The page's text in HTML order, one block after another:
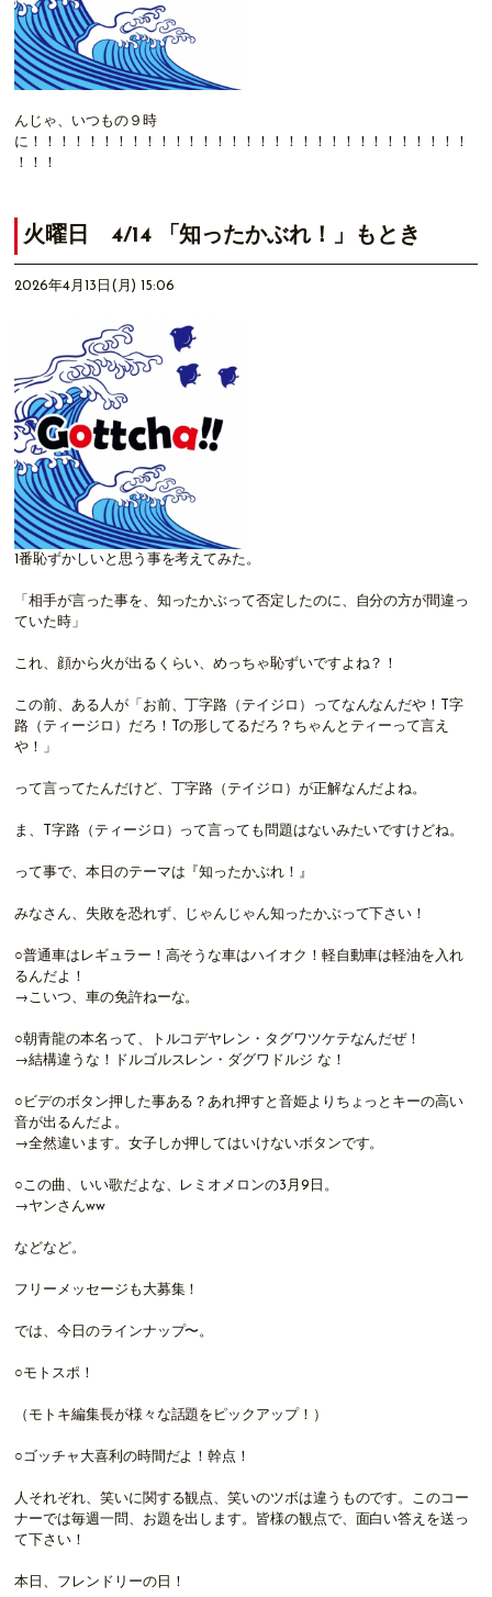
んじゃ、いつもの９時
に！！！！！！！！！！！！！！！！！！！！！！！！！！！！！！！
！！！
火曜日 4/14 「知ったかぶれ！」もとき
2026年4月13日(月) 15:06
1番恥ずかしいと思う事を考えてみた。
「相手が言った事を、知ったかぶって否定したのに、自分の方が間違っ
ていた時」
これ、顔から火が出るくらい、めっちゃ恥ずいですよね？！
この前、ある人が「お前、丁字路（テイジロ）ってなんなんだや！T字
路（ティージロ）だろ！Tの形してるだろ？ちゃんとティーって言え
や！」
って言ってたんだけど、丁字路（テイジロ）が正解なんだよね。
ま、T字路（ティージロ）って言っても問題はないみたいですけどね。
って事で、本日のテーマは『知ったかぶれ！』
みなさん、失敗を恐れず、じゃんじゃん知ったかぶって下さい！
○普通車はレギュラー！高そうな車はハイオク！軽自動車は軽油を入れ
るんだよ！
→こいつ、車の免許ねーな。
○朝青龍の本名って、トルコデヤレン・タグワツケテなんだぜ！
→結構違うな！ドルゴルスレン・ダグワドルジ な！
○ビデのボタン押した事ある？あれ押すと音姫よりちょっとキーの高い
音が出るんだよ。
→全然違います。女子しか押してはいけないボタンです。
○この曲、いい歌だよな、レミオメロンの3月9日。
→ヤンさんww
などなど。
フリーメッセージも大募集！
では、今日のラインナップ〜。
○モトスポ！
（モトキ編集長が様々な話題をピックアップ！）
○ゴッチャ大喜利の時間だよ！幹点！
人それぞれ、笑いに関する観点、笑いのツボは違うものです。このコー
ナーでは毎週一問、お題を出します。皆様の観点で、面白い答えを送っ
て下さい！
本日、フレンドリーの日！